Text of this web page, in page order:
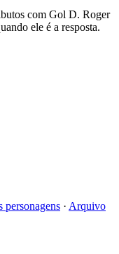
com Gol D. Roger
ele é a resposta.
personagens · Arquivo